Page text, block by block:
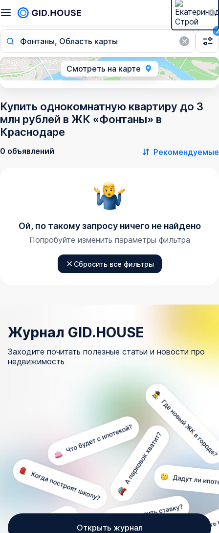
Фонтаны, Область карты
2
Смотреть на карте
Купить однокомнатную квартиру до 3
млн рублей в ЖК «Фонтаны» в
Краснодаре
0 объявлений Рекомендуемые
Ой, по такому запросу ничего не найдено
Попробуйте изменить параметры фильтра
Сбросить все фильтры
Журнал GID.HOUSE
Заходите почитать полезные статьи и новости про
недвижимость
Открыть журнал